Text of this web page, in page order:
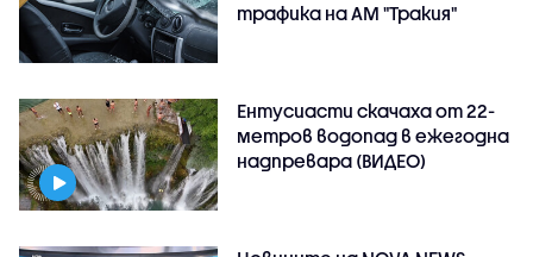
трафика на АМ "Тракия"
Ентусиасти скачаха от 22-
метров водопад в ежегодна
надпревара (ВИДЕО)